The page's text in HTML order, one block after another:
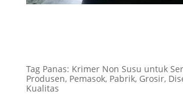
Tag Panas: Krimer Non Susu untuk
Produsen, Pemasok, Pabrik, Grosir,
Kualitas